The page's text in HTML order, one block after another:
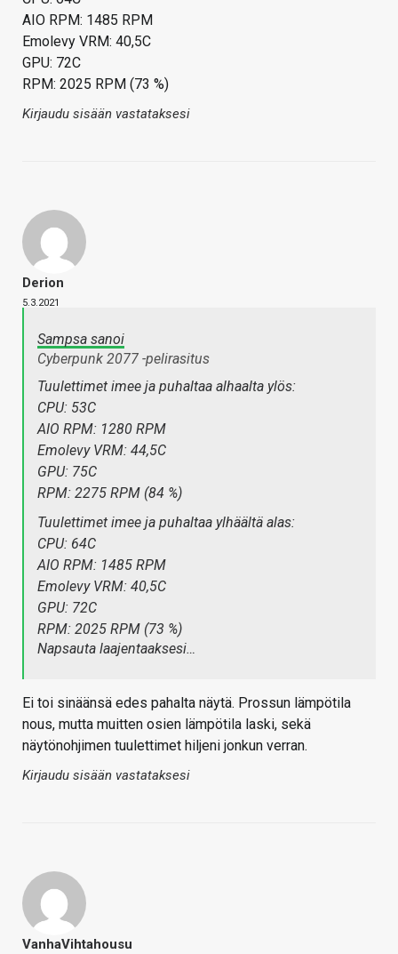
AIO RPM: 1485 RPM
Emolevy VRM: 40,5C
GPU: 72C
RPM: 2025 RPM (73 %)
Kirjaudu sisään vastataksesi
Derion
5.3.2021
Sampsa sanoi
Cyberpunk 2077 -pelirasitus
Tuulettimet imee ja puhaltaa alhaalta ylös:
CPU: 53C
AIO RPM: 1280 RPM
Emolevy VRM: 44,5C
GPU: 75C
RPM: 2275 RPM (84 %)
Tuulettimet imee ja puhaltaa ylhäältä alas:
CPU: 64C
AIO RPM: 1485 RPM
Emolevy VRM: 40,5C
GPU: 72C
RPM: 2025 RPM (73 %)
Napsauta laajentaaksesi…
Ei toi sinäänsä edes pahalta näytä. Prossun lämpötila
nous, mutta muitten osien lämpötila laski, sekä
näytönohjimen tuulettimet hiljeni jonkun verran.
Kirjaudu sisään vastataksesi
VanhaVihtahousu